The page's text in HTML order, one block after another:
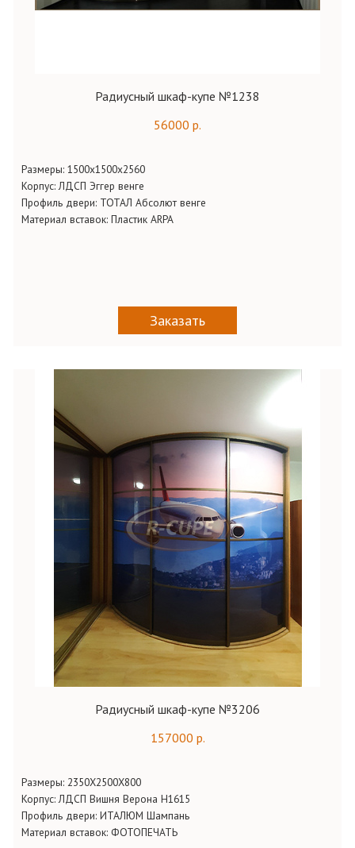
Радиусный шкаф-купе №1238
56000 р.
Размеры: 1500х1500х2560
Корпус: ЛДСП Эггер венге
Профиль двери: ТОТАЛ Абсолют венге
Материал вставок: Пластик ARPA
Заказать
Радиусный шкаф-купе №3206
157000 р.
Размеры: 2350Х2500Х800
Корпус:ЛДСП Вишня Верона Н1615
Профиль двери: ИТАЛЮМ Шампань
Материал вставок: ФОТОПЕЧАТЬ